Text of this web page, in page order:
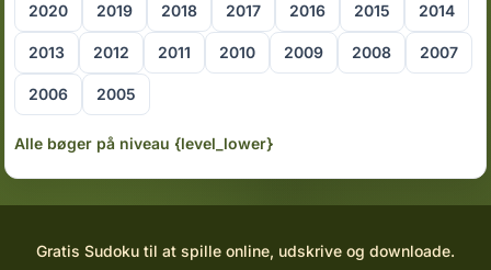
2020 2019 2018 2017 2016 2015 2014
2013 2012 2011 2010 2009 2008 2007
2006 2005
Alle bøger på niveau {level_lower}
Gratis Sudoku til at spille online, udskrive og downloade.